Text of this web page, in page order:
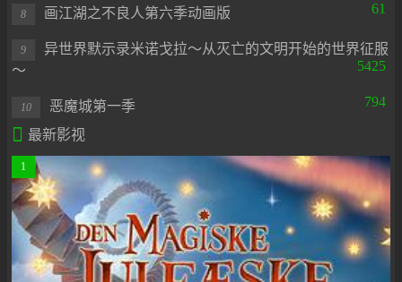
8 画江湖之不良人第六季动画版 61
9
异世界默示录米诺戈拉～从灭亡的文明开始的世界征服
～
5425
10 恶魔城第一季 794
 最新影视
1